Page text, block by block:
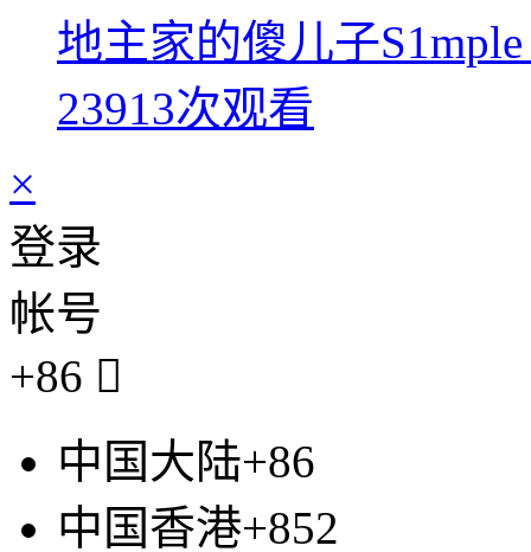
地主家的傻儿子
23913次观看
×
登录
帐号
+86 
中国大陆+86
中国香港+852